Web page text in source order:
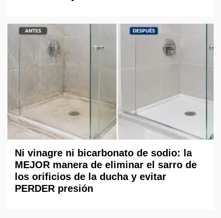
Ni vinagre ni bicarbonato de sodio: la
MEJOR manera de eliminar el sarro de
los orificios de la ducha y evitar
PERDER presión